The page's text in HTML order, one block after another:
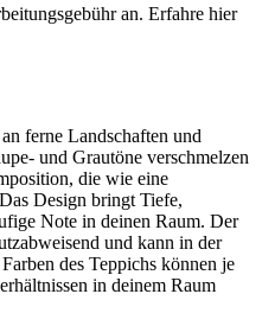
an. Erfahre hier
ferne Landschaften und
und Grautöne verschmelzen
die wie eine
Design bringt Tiefe,
Note in deinen Raum. Der
und kann in der
des Teppichs können je
in deinem Raum